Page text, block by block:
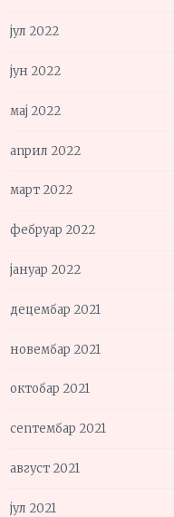
јул 2022
јун 2022
мај 2022
април 2022
март 2022
фебруар 2022
јануар 2022
децембар 2021
новембар 2021
октобар 2021
септембар 2021
август 2021
јул 2021